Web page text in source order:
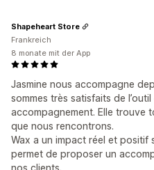
Jasmine nous accompagne
sommes très satisfaits de
accompagnement. Elle trouve
que nous rencontrons.
Wax a un impact réel et positif
permet de proposer un
nos clients.
Shapeheart Store
Frankreich
8 monate mit der App